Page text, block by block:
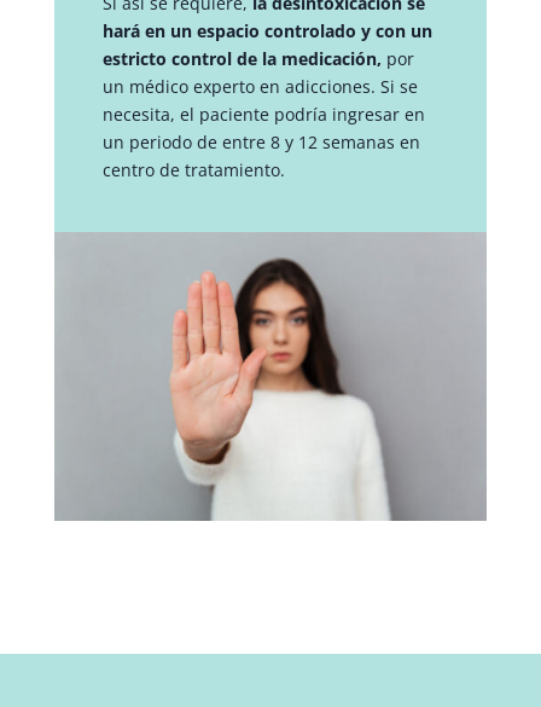
hará en un espacio controlado y con un
estricto control de la medicación, por
un médico experto en adicciones. Si se
necesita, el paciente podría ingresar en
un periodo de entre 8 y 12 semanas en
centro de tratamiento.